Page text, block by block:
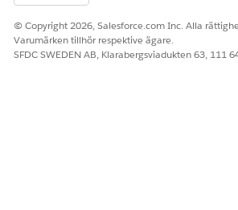
© Copyright 2026, Salesforce.com Inc. Alla
Varumärken tillhör respektive ägare.
SFDC SWEDEN AB, Klarabergsviadukten 63, 111